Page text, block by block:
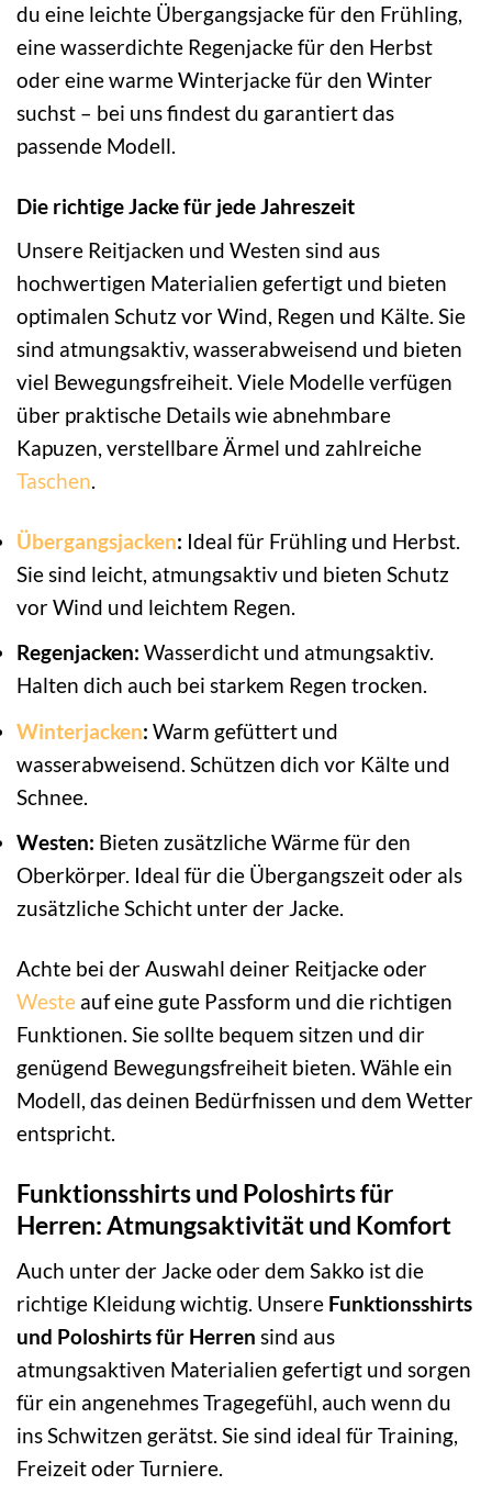
du eine leichte Übergangsjacke für den Frühling,
eine wasserdichte Regenjacke für den Herbst
oder eine warme Winterjacke für den Winter
suchst – bei uns findest du garantiert das
passende Modell.
Die richtige Jacke für jede Jahreszeit
Unsere Reitjacken und Westen sind aus
hochwertigen Materialien gefertigt und bieten
optimalen Schutz vor Wind, Regen und Kälte. Sie
sind atmungsaktiv, wasserabweisend und bieten
viel Bewegungsfreiheit. Viele Modelle verfügen
über praktische Details wie abnehmbare
Kapuzen, verstellbare Ärmel und zahlreiche
Taschen
Übergangsjacken: Ideal für Frühling und Herbst.
Sie sind leicht, atmungsaktiv und bieten Schutz
vor Wind und leichtem Regen.
Regenjacken: Wasserdicht und atmungsaktiv.
Halten dich auch bei starkem Regen trocken.
Winterjacken: Warm gefüttert und
wasserabweisend. Schützen dich vor Kälte und
Schnee.
Westen: Bieten zusätzliche Wärme für den
Oberkörper. Ideal für die Übergangszeit oder als
zusätzliche Schicht unter der Jacke.
Achte bei der Auswahl deiner Reitjacke oder
Weste auf eine gute Passform und die richtigen
Funktionen. Sie sollte bequem sitzen und dir
genügend Bewegungsfreiheit bieten. Wähle ein
Modell, das deinen Bedürfnissen und dem Wetter
entspricht.
Funktionsshirts und Poloshirts für
Herren: Atmungsaktivität und Komfort
Auch unter der Jacke oder dem Sakko ist die
richtige Kleidung wichtig. Unsere Funktionsshirts
und Poloshirts für Herren sind aus
atmungsaktiven Materialien gefertigt und sorgen
für ein angenehmes Tragegefühl, auch wenn du
ins Schwitzen gerätst. Sie sind ideal für Training,
Freizeit oder Turniere.